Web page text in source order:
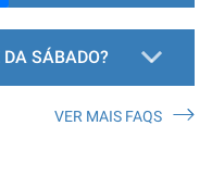
SÁBADO?
VER MAIS FAQS